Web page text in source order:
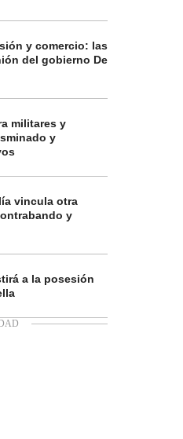
y comercio: las
del gobierno De
militares y
y
vincula otra
y
a la posesión